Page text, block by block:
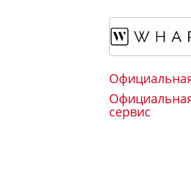
сервис